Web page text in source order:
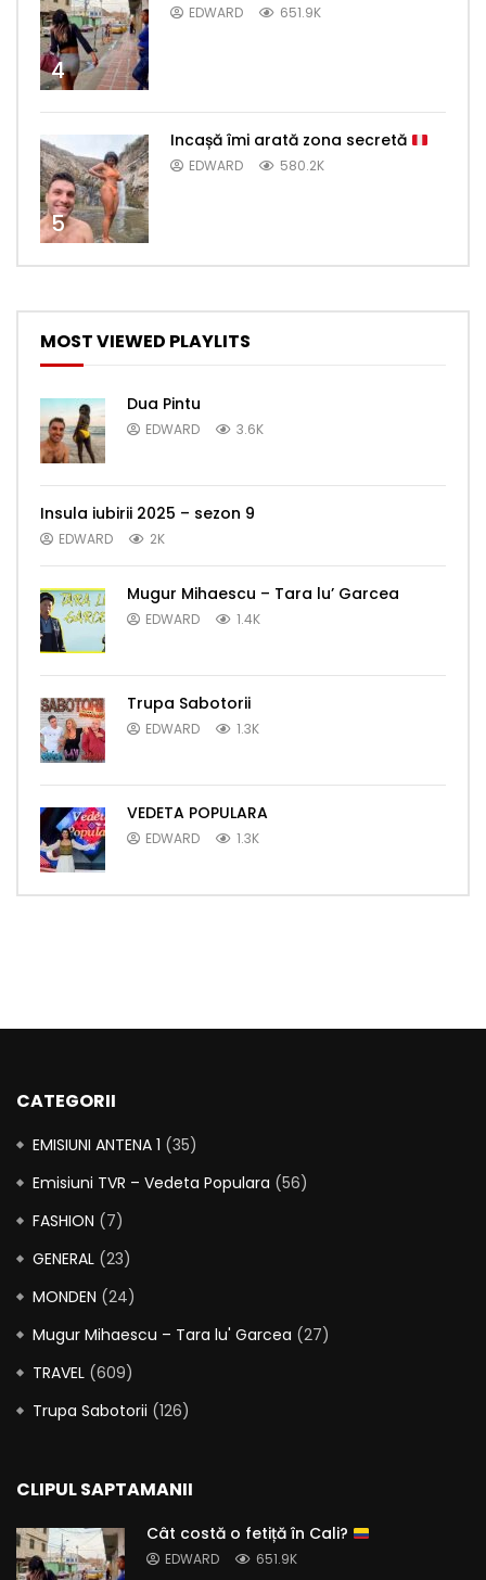
4
EDWARD 651.9K
5
Incașă îmi arată zona secretă
EDWARD 580.2K
MOST VIEWED PLAYLITS
Dua Pintu
EDWARD 3.6K
Insula iubirii 2025 – sezon 9
EDWARD 2K
Mugur Mihaescu – Tara lu’ Garcea
EDWARD 1.4K
Trupa Sabotorii
EDWARD 1.3K
VEDETA POPULARA
EDWARD 1.3K
CATEGORII
EMISIUNI ANTENA 1 (35)
Emisiuni TVR – Vedeta Populara (56)
FASHION (7)
GENERAL (23)
MONDEN (24)
Mugur Mihaescu – Tara lu' Garcea (27)
TRAVEL (609)
Trupa Sabotorii (126)
CLIPUL SAPTAMANII
Cât costă o fetiță în Cali?
EDWARD 651.9K